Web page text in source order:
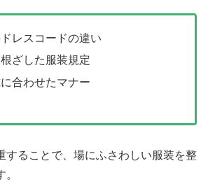
レスコードの違い
ざした服装規定
合わせたマナー
することで、場にふさわしい服装を整